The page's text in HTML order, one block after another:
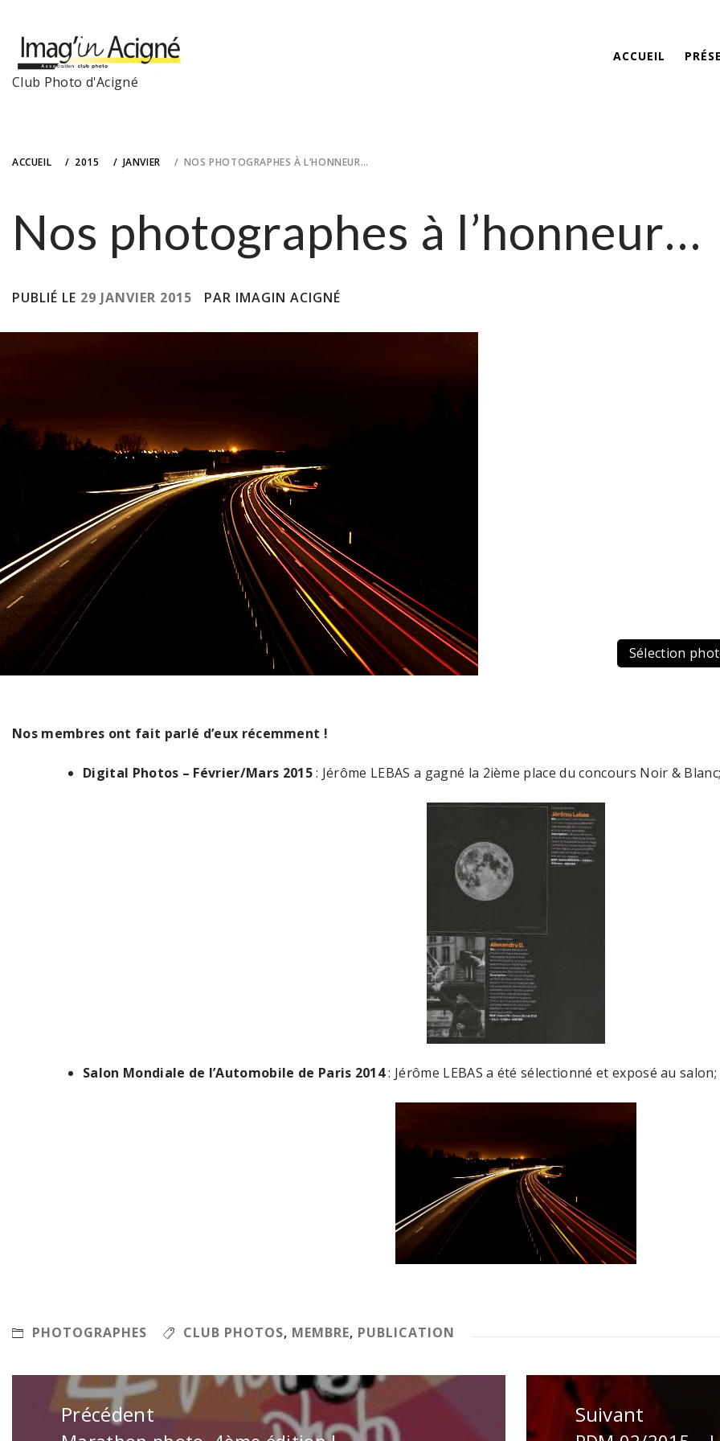
content
Club Photo d'Acigné
ACCUEIL
ACCUEIL 2015 JANVIER NOS PHOTOGRAPHES À L’HONNEUR…
Nos photographes à l’honneur…
PUBLIÉ LE 29 JANVIER 2015 PAR IMAGIN ACIGNÉ
Sélection
Nos membres ont fait parlé d’eux récemment !
Digital Photos – Février/Mars 2015: Jérôme LEBAS a gagné la 2ième place du concours Noir &
Salon Mondiale de l’Automobile de Paris 2014: Jérôme LEBAS a été sélectionné et exposé au salon;
PHOTOGRAPHES CLUB PHOTOS, MEMBRE, PUBLICATION
Navigation
l’article
Précédent
Suivant